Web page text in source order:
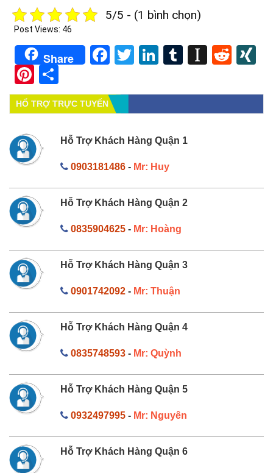
5/5 - (1 bình chọn)
Post Views: 46
Share Facebook
TwitterLinkedIn
Tumblr
Pinterest
HỔ TRỢ TRỰC TUYẾN
Hỗ Trợ Khách Hàng Quận 1
0903181486- Mr: Huy
Hỗ Trợ Khách Hàng Quận 2
0835904625- Mr: Hoàng
Hỗ Trợ Khách Hàng Quận 3
0901742092- Mr: Thuận
Hỗ Trợ Khách Hàng Quận 4
0835748593- Mr: Quỳnh
Hỗ Trợ Khách Hàng Quận 5
0932497995- Mr: Nguyên
Hỗ Trợ Khách Hàng Quận 6